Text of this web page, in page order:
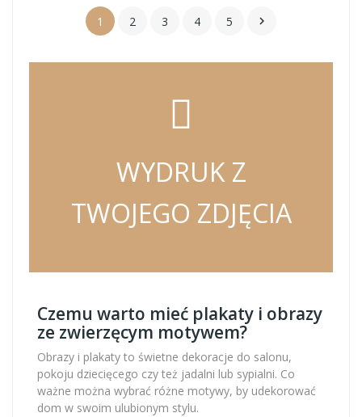
1 2 3 4 5 
WYDRUK Z
TWOJEGO ZDJĘCIA
Czemu warto mieć plakaty i obrazy
ze zwierzęcym motywem?
Obrazy i plakaty to świetne dekoracje do salonu,
pokoju dziecięcego czy też jadalni lub sypialni. Co
ważne można wybrać różne motywy, by udekorować
dom w swoim ulubionym stylu.